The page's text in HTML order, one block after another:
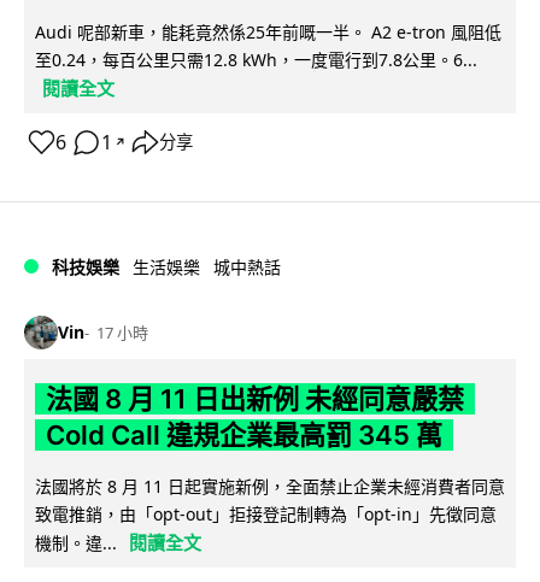
Audi 呢部新車，能耗竟然係25年前嘅一半。 A2 e-tron 風阻低
至0.24，每百公里只需12.8 kWh，一度電行到7.8公里。6...
閱讀全文
6 1 ↗ 分享
科技娛樂 生活娛樂 城中熱話
Vin 17 小時
法國 8 月 11 日出新例 未經同意嚴禁
Cold Call 違規企業最高罰 345 萬
法國將於 8 月 11 日起實施新例，全面禁止企業未經消費者同意
致電推銷，由「opt-out」拒接登記制轉為「opt-in」先徵同意
機制。違...
閱讀全文